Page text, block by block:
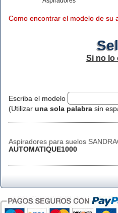
Como encontrar el modelo de su
Si no lo
Escriba el modelo
(Utilizar una sola palabra sin
Aspiradores para suelos
AUTOMATIQUE1000